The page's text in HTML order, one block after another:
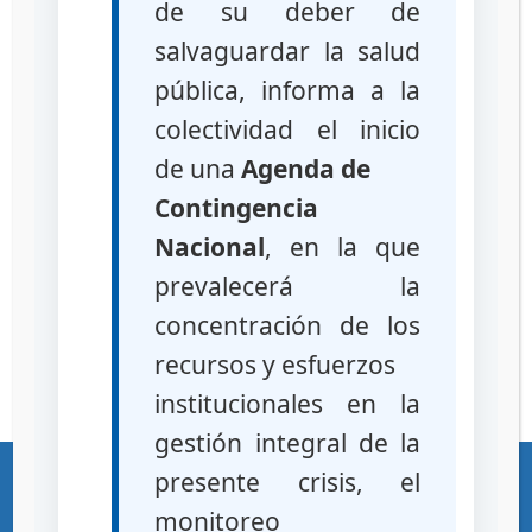
diferentes
cremas o ungüentos no homogéneos
(capas separadas), presencia de
grumos o partículas sólidas
suspensiones que no se redispersan
(se mantiene separado el polvo del
líquido)
presencia de contaminación
microbiológica
jarabes o soluciones con presencia de
partículas
«Gente, Ciencia y Tecnología al Servicio de la Salud»
Ciudad Universitaria – Los Chaguaramos – Caracas – Republica Bolivariana
de Venezuela – C.P. 1041 Teléfonos (+58 212) 219-1600 / 219-1622 RIF G-
de su deber de
salvaguardar la salud
pública, informa a la
colectividad el inicio
de unaAgenda de
Contingencia
Nacional, en la que
prevalecerá la
concentración de los
recursos y esfuerzos
institucionales en la
gestión integral de la
presente crisis, el
monitoreo